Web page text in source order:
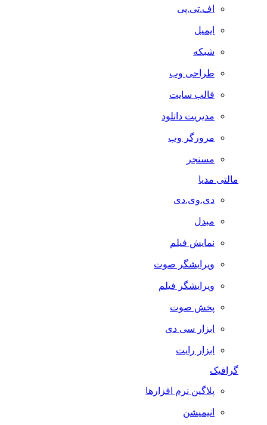
اف.تی.پی
ایمیل
شبکه
طراحی وب
قالب سایت
مدیریت دانلود
مرورگر وب
مسنجر
مالتی مدیا
دی.وی.دی
مبدل
نمایش فیلم
ویرایشگر صوت
ویرایشگر فیلم
پخش صوت
ابزار سی دی
ابزار رایت
گرافیک
پلاگین نرم افزارها
انیمیشن